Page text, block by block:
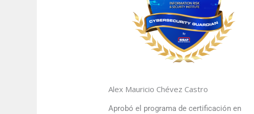
Alex Mauricio Chévez Castro
Aprobó el programa de certificación en